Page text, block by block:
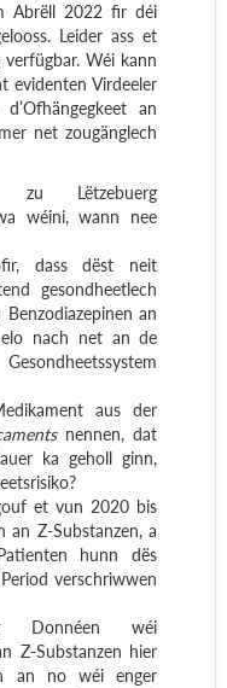
Abrëll 2022 fir déi
Leider ass et
Wéi kann
evidenten Virdeeler
an
net zougänglech
zu Lëtzebuerg
wéini, wann nee
dass dëst neit
gesondheetlech
an
elo nach net an de
aus der
nennen, dat
ka geholl ginn,
et vun 2020 bis
an Z-Substanzen, a
hunn dës
verschriwwen
Donnéen wéi
Z-Substanzen hier
an no wéi enger